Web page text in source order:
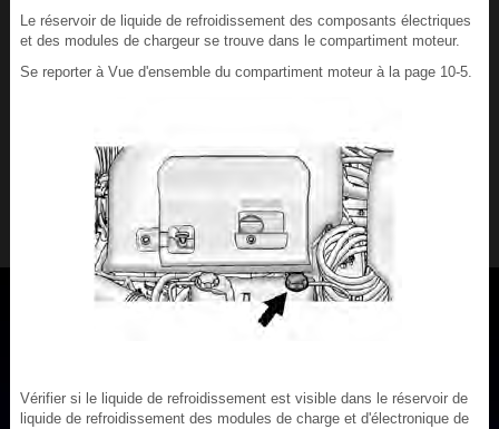
Le réservoir de liquide de refroidissement des composants électriques
et des modules de chargeur se trouve dans le compartiment moteur.
Se reporter à Vue d'ensemble du compartiment moteur à la page 10‑5.
Vérifier si le liquide de refroidissement est visible dans le réservoir de
liquide de refroidissement des modules de charge et d'électronique de